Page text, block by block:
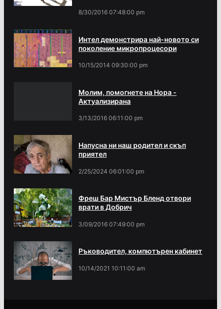
8/30/2016 07:48:00 pm
Интел демонстрира най-новото си
поколение микропроцесори
10/15/2014 09:30:00 pm
Молим, помогнете на Нора -
Актуализирана
3/13/2016 06:11:00 pm
Напусна ни наш родител и скъп
приятел
2/25/2024 06:01:00 pm
Фреш Бар Мистър Бленд отвори
врати в Добрич
3/09/2016 07:49:00 pm
Ръководител, компютърен кабинет
10/14/2021 10:11:00 am